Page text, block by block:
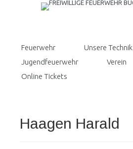
Feuerwehr
Unsere Technik
Jugendfeuerwehr
Verein
Online Tickets
Haagen Harald